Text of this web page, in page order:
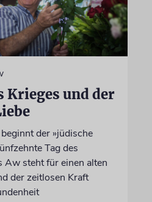
Krieges und der
der »jüdische
Tag des
Aw steht für einen alten
der zeitlosen Kraft